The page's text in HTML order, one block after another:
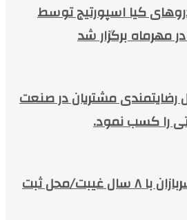
کیا اسپورتیج توسط
برگزار شد
رضایتمندی مشتریان در صنعت
را کسب نمود.
طرح انصار ویژه سربازان با ۸ سال غیبت/محل ثبت